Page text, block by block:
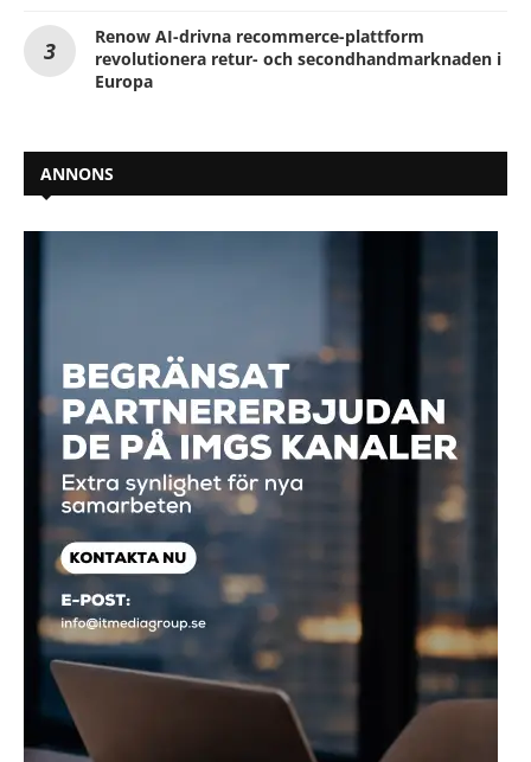
Renow AI-drivna recommerce-plattform
revolutionera retur- och secondhandmarknaden i
Europa
ANNONS